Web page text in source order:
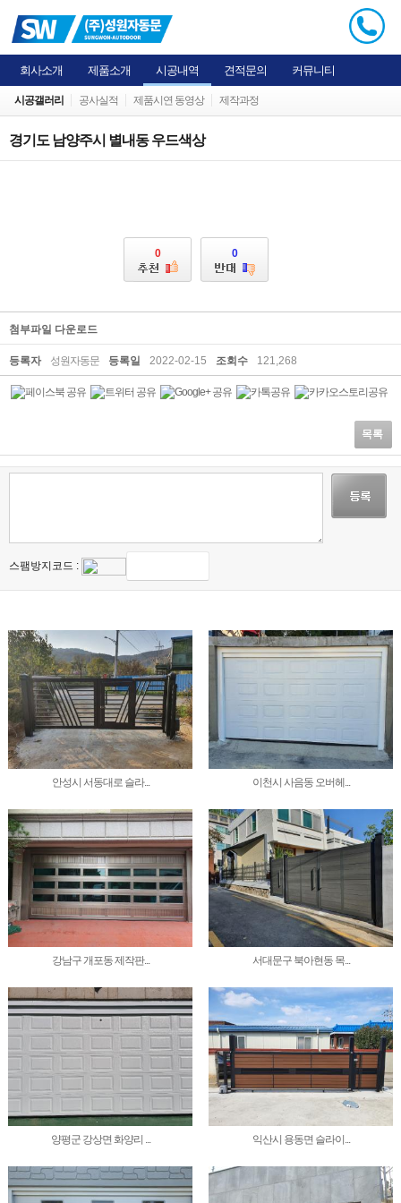
회사소개 제품소개 시공내역 견적문의 커뮤니티
시공갤러리 공사실적 제품시연 동영상 제작과정
경기도 남양주시 별내동 우드색상
0 0
첨부파일 다운로드
등록자 성원자동문 등록일 2022-02-15 조회수 121,268
목록
스팸방지코드 :
안성시 서동대로 슬라... 이천시 사음동 오버헤...
강남구 개포동 제작판... 서대문구 북아현동 목...
양평군 강상면 화양리 ... 익산시 용동면 슬라이...